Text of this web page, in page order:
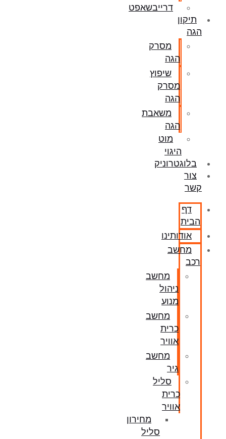
דרייבשאפט
תיקון
הגה
מסרק
הגה
שיפוץ
מסרק
הגה
משאבת
הגה
מוט
היגוי
בלוגטרוניק
צור
קשר
דף
הבית
אודותינו
מחשב
רכב
מחשב
ניהול
מנוע
מחשב
כרית
אוויר
מחשב
גיר
סליל
כרית
אוויר
מחירון
סליל